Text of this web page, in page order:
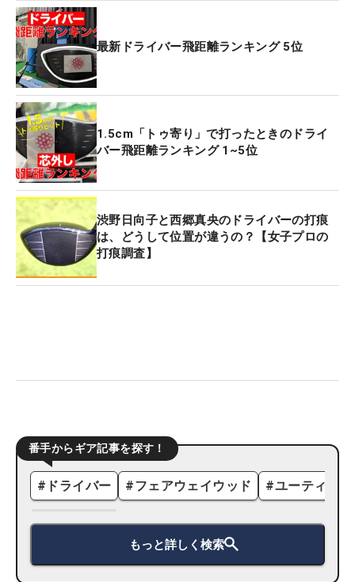
最新ドライバー飛距離ランキング 5位
1.5cm「トゥ寄り」で打ったときのドライ
バー飛距離ランキング 1~5位
渋野日向子と西郷真央のドライバーの打痕
は、どうして位置が違うの？【女子プロの
打痕調査】
番手からギア記事を探す！
# ドライバー #フェアウェイウッド #ユーティリ
もっと詳しく検索